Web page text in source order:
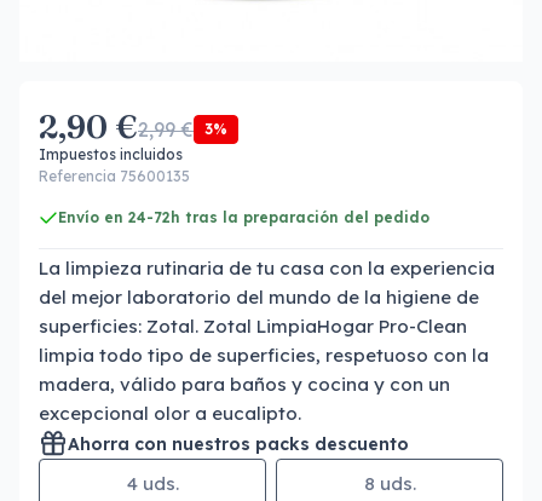
2,90 €2,99 € 3%
Impuestos incluidos
Referencia 75600135
Envío en 24-72h tras la preparación del pedido
La limpieza rutinaria de tu casa con la experiencia
del mejor laboratorio del mundo de la higiene de
superficies: Zotal. Zotal LimpiaHogar Pro-Clean
limpia todo tipo de superficies, respetuoso con la
madera, válido para baños y cocina y con un
excepcional olor a eucalipto.
Ahorra con nuestros packs descuento
4 uds. 8 uds.